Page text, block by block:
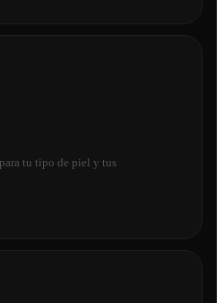
tu tipo de piel y tus